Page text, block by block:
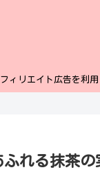
ィリエイト広告を利
ふれる抹茶の